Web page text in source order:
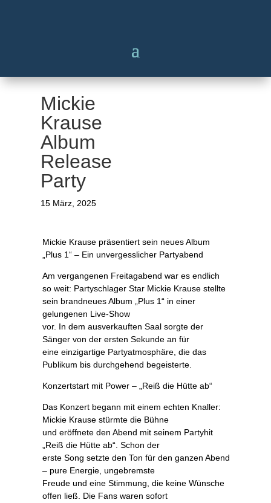
Mickie
Krause
Album
Release
Party
15 März, 2025
Mickie Krause präsentiert sein neues Album
„Plus 1“ – Ein unvergesslicher Partyabend
Am vergangenen Freitagabend war es endlich
so weit: Partyschlager Star Mickie Krause stellte
sein brandneues Album „Plus 1“ in einer
gelungenen Live-Show
vor. In dem ausverkauften Saal sorgte der
Sänger von der ersten Sekunde an für
eine einzigartige Partyatmosphäre, die das
Publikum bis durchgehend begeisterte.
Konzertstart mit Power – „Reiß die Hütte ab“
Das Konzert begann mit einem echten Knaller:
Mickie Krause stürmte die Bühne
und eröffnete den Abend mit seinem Partyhit
„Reiß die Hütte ab“. Schon der
erste Song setzte den Ton für den ganzen Abend
– pure Energie, ungebremste
Freude und eine Stimmung, die keine Wünsche
offen ließ. Die Fans waren sofort